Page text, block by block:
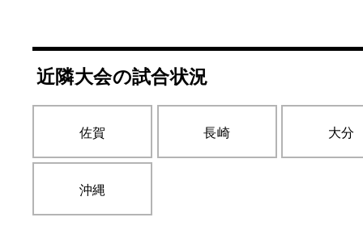
近隣大会の試合状況
佐賀 長崎 大分
沖縄